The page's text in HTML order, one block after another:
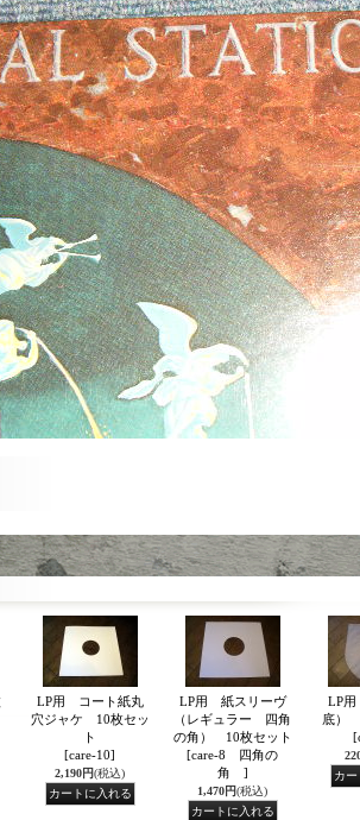
LP用 コート紙丸
穴ジャケ 10枚セッ
ト
[care-10]
2,190円(税込)
LP用 紙スリーヴ
（レギュラー 四角
の角） 10枚セット
[care-8 四角の
角 ]
1,470円(税込)
LP
底）